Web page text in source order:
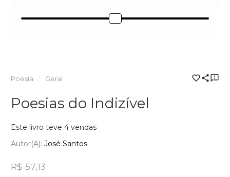
Poesia Geral
Poesias do Indizível
Este livro teve 4 vendas
Autor(a): José Santos
R$ 57,13